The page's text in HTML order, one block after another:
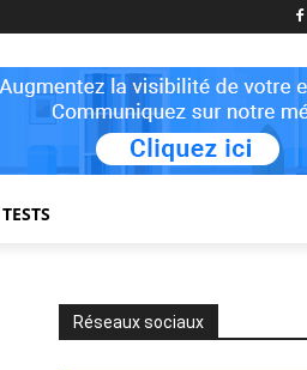
TESTS
Réseaux sociaux